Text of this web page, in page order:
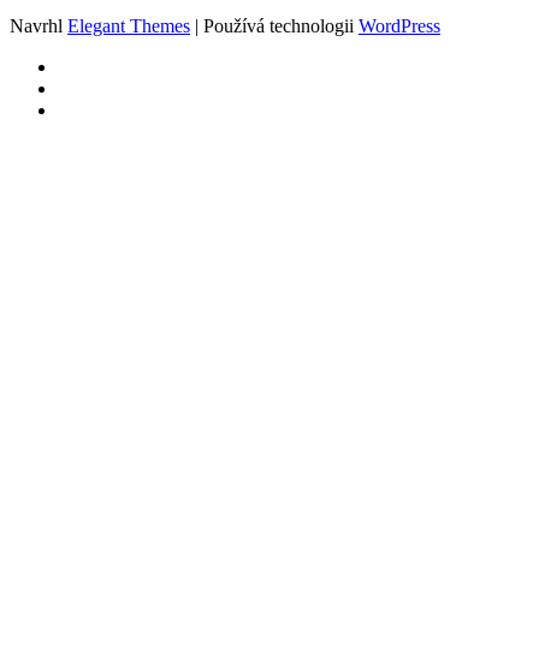
Navrhl Elegant Themes | Používá technologii WordPress